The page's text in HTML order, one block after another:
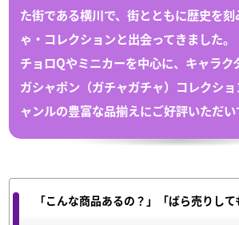
た街である横川で、街とともに歴史を刻
ゃ ・ コレクションと出会ってきました。
チョロQやミニカーを中心に、キャラク
ガシャポン（ガチャガチャ） コレクショ
ャンルの豊富な品揃えにご好評いただい
「こんな商品あるの？」「ばら売りし